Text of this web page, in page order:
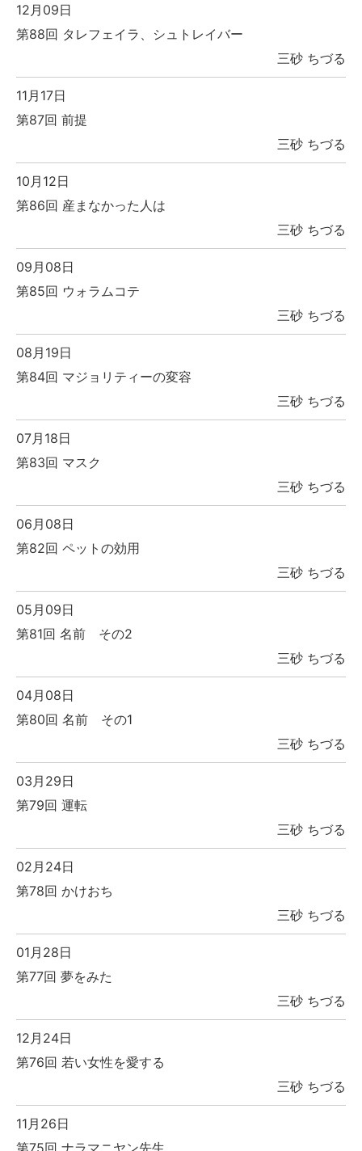
12月09日
第88回 タレフェイラ、シュトレイバー
三砂 ちづる
11月17日
第87回 前提
三砂 ちづる
10月12日
第86回 産まなかった人は
三砂 ちづる
09月08日
第85回 ウォラムコテ
三砂 ちづる
08月19日
第84回 マジョリティーの変容
三砂 ちづる
07月18日
第83回 マスク
三砂 ちづる
06月08日
第82回 ペットの効用
三砂 ちづる
05月09日
第81回 名前 その2
三砂 ちづる
04月08日
第80回 名前 その1
三砂 ちづる
03月29日
第79回 運転
三砂 ちづる
02月24日
第78回 かけおち
三砂 ちづる
01月28日
第77回 夢をみた
三砂 ちづる
12月24日
第76回 若い女性を愛する
三砂 ちづる
11月26日
第75回 ナラマニヤン先生